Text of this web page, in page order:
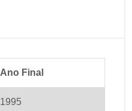
Ano Final
1995